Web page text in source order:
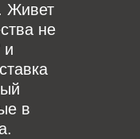
Живет
не
и
в